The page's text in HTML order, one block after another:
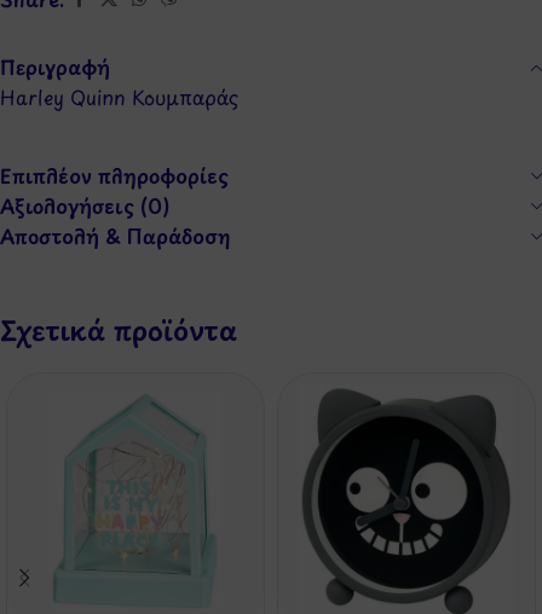
Περιγραφή
Harley Quinn Κουμπαράς
Επιπλέον πληροφορίες
Αξιολογήσεις (0)
Αποστολή & Παράδοση
Σχετικά προϊόντα